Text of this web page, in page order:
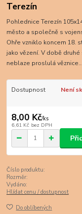
Terezín
Pohlednice Terezín
město a společně s
Ohře vzniklo koncem 18.
jako vězení. V době
neblaze proslulá věznice...
Dostupnost Není
8,00 Kč/ks
6,61 Kč bez DPH
Číslo produktu:
Rozměr:
Vydáno:
Hlídat cenu / dostupnost
Do oblíbených